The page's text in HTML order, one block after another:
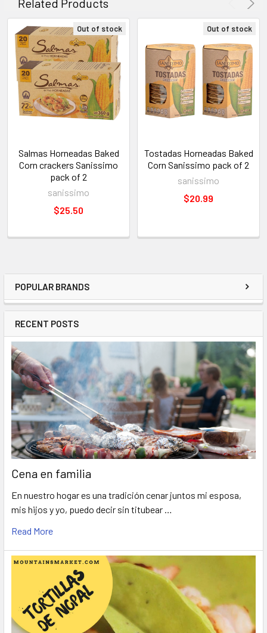
POPULAR BRANDS
RECENT POSTS
Cena en familia
En nuestro hogar es una tradición cenar juntos mi esposa,
mis hijos y yo, puedo decir sin titubear …
Read More
Related Products
Out of stock
Salmas Horneadas Baked
Corn crackers Sanissimo
pack of 2
sanissimo
$25.50
Out of stock
Tostadas Horneadas Baked
Corn Sanissimo pack of 2
sanissimo
$20.99